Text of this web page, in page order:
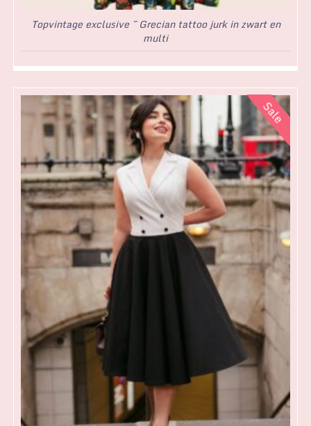
Topvintage exclusive ~ Grecian tattoo jurk in zwart en
multi